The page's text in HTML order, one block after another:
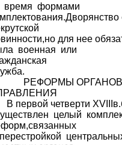
время формами
для нее
военная или
ОРГАНОВ
первой четверти
целый